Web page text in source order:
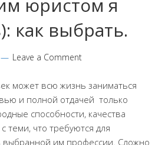
юристом я
как выбрать.
Leave a Comment
может всю жизнь заниматься
и полной отдачей только
способности, качества
теми, что требуются для
выбранной им профессии. Сложно